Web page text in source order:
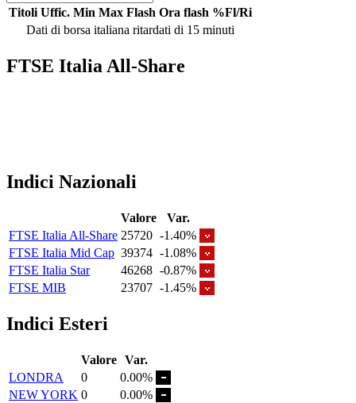
Titoli Uffic. Min Max Flash Ora flash %Fl/Ri
Dati di borsa italiana ritardati di 15 minuti
FTSE Italia All-Share
Indici Nazionali
Valore
Var.
FTSE Italia All-Share 25720 -1.40%
FTSE Italia Mid Cap 39374 -1.08%
FTSE Italia Star
46268 -0.87%
FTSE MIB
23707 -1.45%
Indici Esteri
Valore Var.
LONDRA
0
0.00%
NEW YORK 0
0.00%